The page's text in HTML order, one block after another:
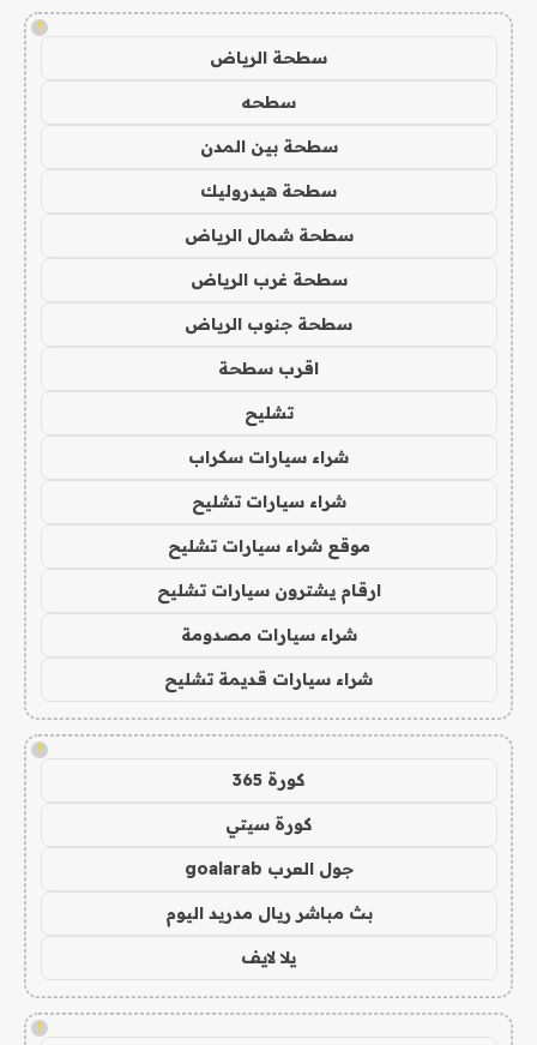
!
سطحة الرياض
سطحه
سطحة بين المدن
سطحة هيدروليك
سطحة شمال الرياض
سطحة غرب الرياض
سطحة جنوب الرياض
اقرب سطحة
تشليح
شراء سيارات سكراب
شراء سيارات تشليح
موقع شراء سيارات تشليح
ارقام يشترون سيارات تشليح
شراء سيارات مصدومة
شراء سيارات قديمة تشليح
!
كورة 365
كورة سيتي
جول العرب goalarab
بث مباشر ريال مدريد اليوم
يلا لايف
!